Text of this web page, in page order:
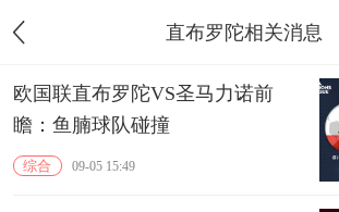
直布罗陀相关消息
欧国联直布罗陀VS圣马力诺前
瞻：鱼腩球队碰撞
综合 09-05 15:49